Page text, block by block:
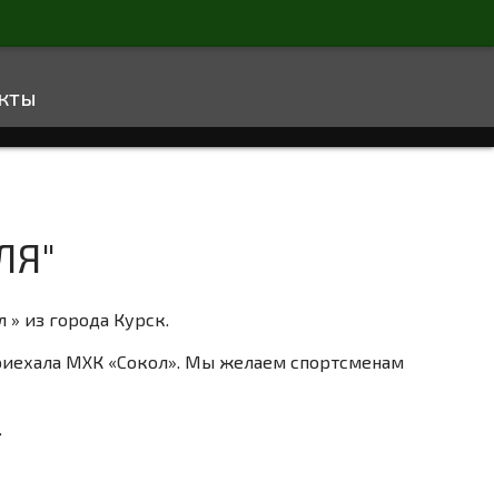
из города Курск.
МХК «Сокол». Мы желаем спортсменам